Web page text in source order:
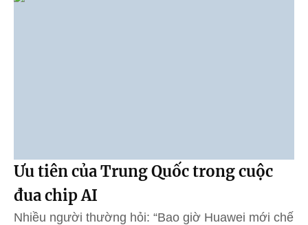
Ưu tiên của Trung Quốc trong cuộc
đua chip AI
Nhiều người thường hỏi: “Bao giờ Huawei mới chế